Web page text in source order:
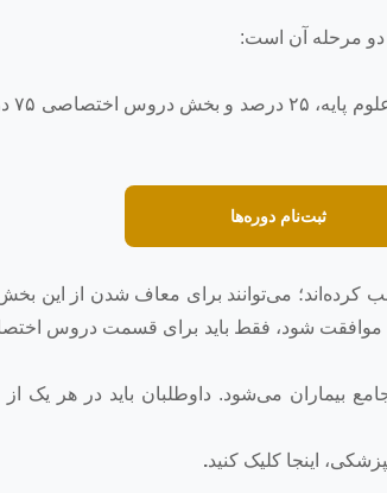
دو مرحله آن است:
مرحله نظری
ثبت‌نام دوره‌ها
کرده‌اند؛ می‌توانند برای معاف شدن از این
موافقت شود، فقط باید برای قسمت دروس
بیماران می‌شود. داوطلبان باید در هر یک
اینجا کلیک کنید.